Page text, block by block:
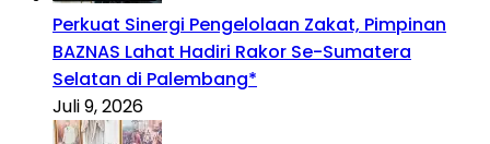
Perkuat Sinergi Pengelolaan Zakat, Pimpinan
BAZNAS Lahat Hadiri Rakor Se-Sumatera
Selatan di Palembang*
Juli 9, 2026